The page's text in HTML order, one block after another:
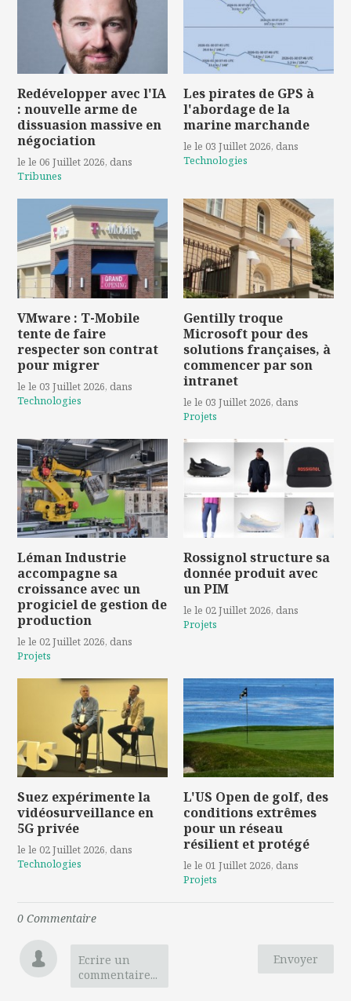
Redévelopper avec l'IA
: nouvelle arme de
dissuasion massive en
négociation
le le 06 Juillet 2026, dans
Tribunes
Les pirates de GPS à
l'abordage de la
marine marchande
le le 03 Juillet 2026, dans
Technologies
VMware : T-Mobile
tente de faire
respecter son contrat
pour migrer
le le 03 Juillet 2026, dans
Technologies
Gentilly troque
Microsoft pour des
solutions françaises, à
commencer par son
intranet
le le 03 Juillet 2026, dans
Projets
Léman Industrie
accompagne sa
croissance avec un
progiciel de gestion de
production
le le 02 Juillet 2026, dans
Projets
Rossignol structure sa
donnée produit avec
un PIM
le le 02 Juillet 2026, dans
Projets
Suez expérimente la
vidéosurveillance en
5G privée
le le 02 Juillet 2026, dans
Technologies
L'US Open de golf, des
conditions extrêmes
pour un réseau
résilient et protégé
le le 01 Juillet 2026, dans
Projets
0 Commentaire
Envoyer
Ecrire un
commentaire...